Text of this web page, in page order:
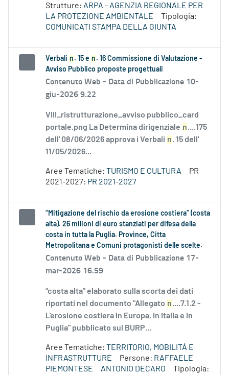
Strutture: ARPA - AGENZIA REGIONALE PER
LA PROTEZIONE AMBIENTALE
Tipologia:
COMUNICATI STAMPA DELLA GIUNTA
Verbali n . 15 e n . 16 Commissione di Valutazione -
Avviso Pubblico proposte progettuali
Contenuto Web - Data di Pubblicazione 10-
giu-2026 9.22
VIII_ristrutturazione_avviso pubblico_card
portale.png La Determina dirigenziale n....175
dell' 08/06/2026 approva i Verbali n. 15 dell'
11/05/2026...
Aree Tematiche: TURISMO E CULTURA
PR
2021-2027: PR 2021-2027
“Mitigazione del rischio da erosione costiera” (costa
alta). 26 milioni di euro stanziati per difesa della
costa in tutta la Puglia. Province, Citta
Metropolitana e Comuni protagonisti delle scelte.
Contenuto Web - Data di Pubblicazione 17-
mar-2026 16.59
“costa alta” elaborato sulla scorta dei dati
riportati nel documento "Allegato n....7.1.2 -
L'erosione costiera in Europa, in Italia e in
Puglia" pubblicato sul BURP...
Aree Tematiche: TERRITORIO, MOBILITÀ E
INFRASTRUTTURE
Persone: RAFFAELE
PIEMONTESE
ANTONIO DECARO
Tipologia: